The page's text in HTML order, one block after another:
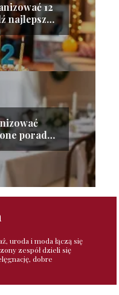
12
najlepsze
porady i
uroda i moda łączą się
zespół dzieli się
dobre